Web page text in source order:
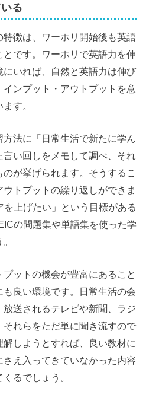
る
徴は、ワーホリ開始後も英語
です。ワーホリで英語力を伸
いれば、自然と英語力は伸び
ンプット・アウトプットを意
す。
法に「日常生活で新たに学ん
い回しをメモして調べ、それ
が挙げられます。そうするこ
トプットの繰り返しができま
上げたい」という目標がある
の問題集や単語集を使った学
ットの機会が豊富にあること
良い環境です。日常生活の会
送されるテレビや新聞、ラジ
れらをただ単に聞き流すので
しようとすれば、良い教材に
え入ってきていなかった内容
るでしょう。